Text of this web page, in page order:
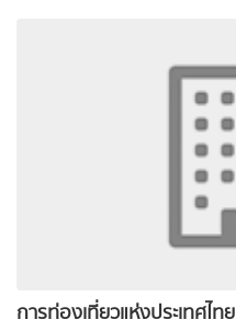
การท่องเที่ยวแห่งประเทศไทย